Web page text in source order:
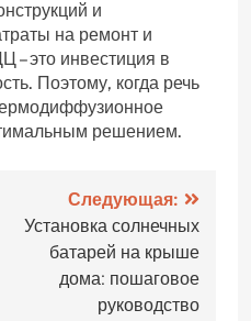
и
на ремонт и
– это инвестиция в
Поэтому, когда речь
решением.
Следующая:
Установка солнечных
батарей на крыше
дома: пошаговое
руководство